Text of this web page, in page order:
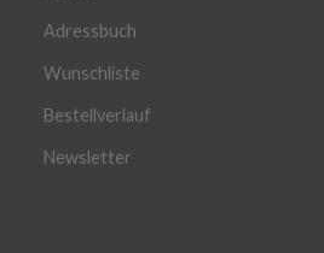
Adressbuch
Wunschliste
Bestellverlauf
Newsletter